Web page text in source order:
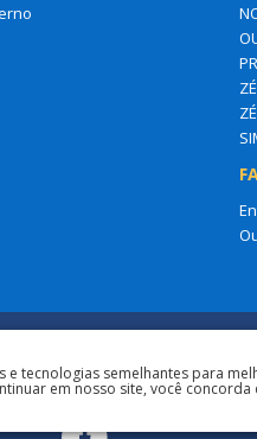
e tecnologias semelhantes para
em nosso site, você